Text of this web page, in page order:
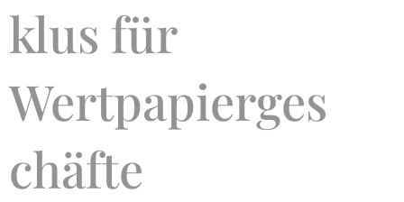
klus für
Wertpapierges
chäfte